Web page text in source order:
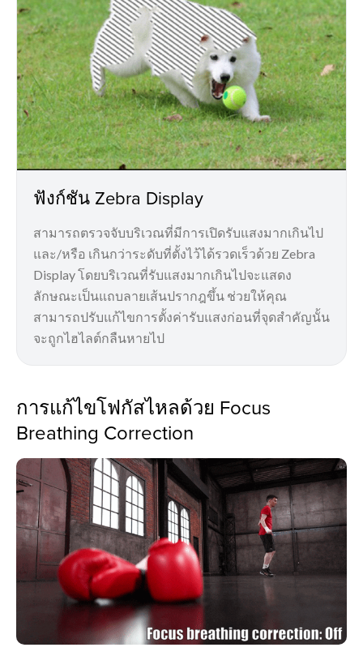
ฟังก์ชัน Zebra Display
สามารถตรวจจับบริเวณที่มีการเปิดรับแสงมากเกินไป
และ/หรือ เกินกว่าระดับที่ตั้งไว้ได้รวดเร็วด้วย Zebra
Display โดยบริเวณที่รับแสงมากเกินไปจะแสดง
ลักษณะเป็นแถบลายเส้นปรากฎขึ้น ช่วยให้คุณ
สามารถปรับแก้ไขการตั้งค่ารับแสงก่อนที่จุดสำคัญนั้น
จะถูกไฮไลต์กลืนหายไป
การแก้ไขโฟกัสไหลด้วย Focus
Breathing Correction